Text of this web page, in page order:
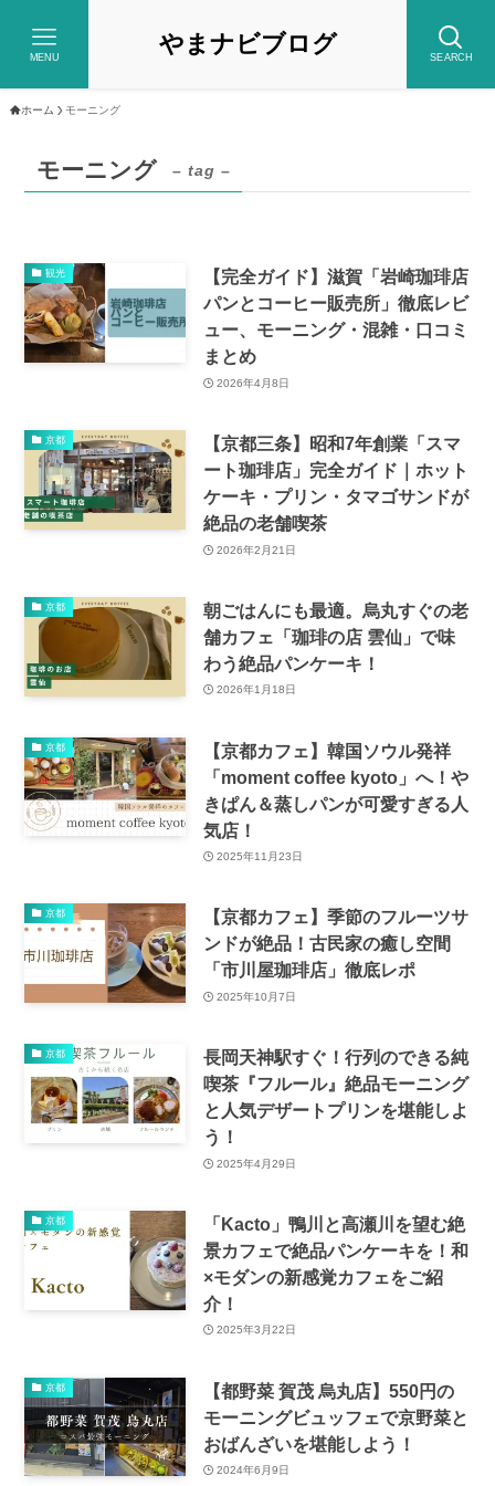
やまナビブログ SEARCH
MENU
ホーム モーニング
モーニング – tag –
観光
【完全ガイド】滋賀「岩崎珈琲店
パンとコーヒー販売所」徹底レビ
ュー、モーニング・混雑・口コミ
まとめ
2026年4月8日
京都
【京都三条】昭和7年創業「スマ
ート珈琲店」完全ガイド｜ホット
ケーキ・プリン・タマゴサンドが
絶品の老舗喫茶
2026年2月21日
京都
朝ごはんにも最適。烏丸すぐの老
舗カフェ「珈琲の店 雲仙」で味
わう絶品パンケーキ！
2026年1月18日
京都
【京都カフェ】韓国ソウル発祥
「moment coffee kyoto」へ！や
きぱん＆蒸しパンが可愛すぎる人
気店！
2025年11月23日
京都
【京都カフェ】季節のフルーツサ
ンドが絶品！古民家の癒し空間
「市川屋珈琲店」徹底レポ
2025年10月7日
京都
長岡天神駅すぐ！行列のできる純
喫茶『フルール』絶品モーニング
と人気デザートプリンを堪能しよ
う！
2025年4月29日
京都
「Kacto」鴨川と高瀬川を望む絶
景カフェで絶品パンケーキを！和
×モダンの新感覚カフェをご紹
介！
2025年3月22日
京都
【都野菜 賀茂 烏丸店】550円の
モーニングビュッフェで京野菜と
おばんざいを堪能しよう！
2024年6月9日